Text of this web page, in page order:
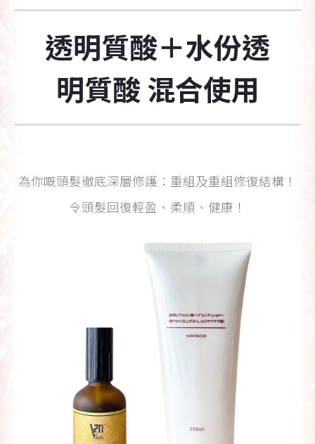
透明質酸＋水份透
明質酸 混合使用
為你嘅頭髮徹底深層修護：重組及重組修復結構！
令頭髮回復輕盈、柔順、健康！